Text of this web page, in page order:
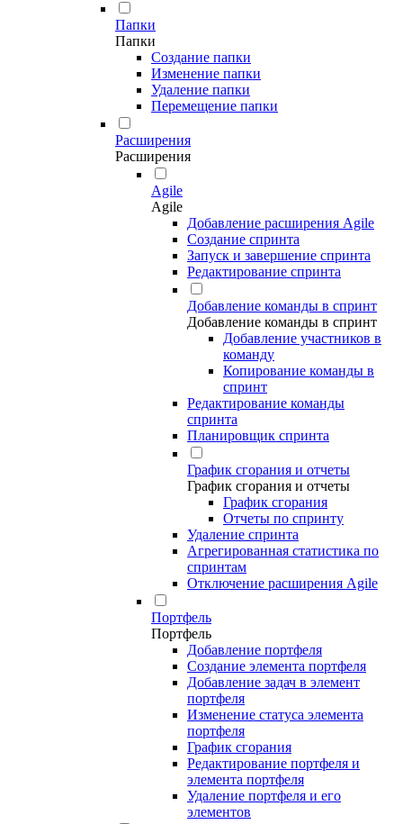
Папки
Папки
Создание папки
Изменение папки
Удаление папки
Перемещение папки
Расширения
Расширения
Agile
Agile
Добавление расширения Agile
Создание спринта
Запуск и завершение спринта
Редактирование спринта
Добавление команды в спринт
Добавление команды в спринт
Добавление участников в
команду
Копирование команды в
спринт
Редактирование команды
спринта
Планировщик спринта
График сгорания и отчеты
График сгорания и отчеты
График сгорания
Отчеты по спринту
Удаление спринта
Агрегированная статистика по
спринтам
Отключение расширения Agile
Портфель
Портфель
Добавление портфеля
Создание элемента портфеля
Добавление задач в элемент
портфеля
Изменение статуса элемента
портфеля
График сгорания
Редактирование портфеля и
элемента портфеля
Удаление портфеля и его
элементов